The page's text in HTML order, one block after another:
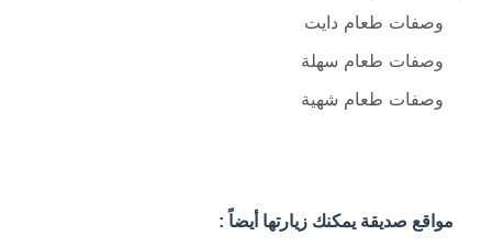
وصفات طعام دايت
وصفات طعام سهلة
وصفات طعام شهية
مواقع صديقة يمكنك زيارتها أيضاً :